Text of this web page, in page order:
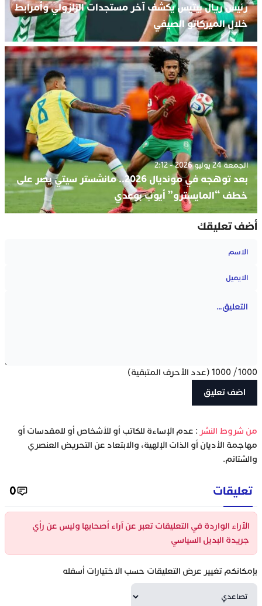
رئيس ريال بيتيس يكشف آخر مستجدات الزلزولي وأمرابط
خلال الميركاتو الصيفي
الجمعة 24 يوليو 2026 - 2:12
بعد توهجه في مونديال 2026.. مانشستر سيتي يصر على
خطف “المايسترو” أيوب بوعدي
أضف تعليقك
1000
/
1000 (عدد الأحرف المتبقية)
‫من شروط النشر : عدم الإساءة للكاتب أو للأشخاص أو للمقدسات أو
مهاجمة الأديان أو الذات الإلهية، والابتعاد عن التحريض العنصري
والشتائم.
تعليقات 0
الآراء الواردة في التعليقات تعبر عن آراء أصحابها وليس عن رأي
جريدة البديل السياسي
بإمكانكم تغيير عرض التعليقات حسب الاختيارات أسفله